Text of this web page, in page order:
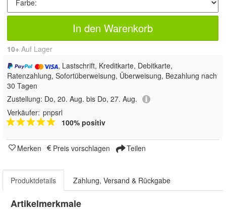
In den Warenkorb
10+ Auf Lager
, Lastschrift, Kreditkarte, Debitkarte,
Ratenzahlung, Sofortüberweisung, Überweisung, Bezahlung nach
30 Tagen
Zustellung: Do, 20. Aug. bis Do, 27. Aug.
Verkäufer: pnpsrl
100% positiv
Merken Preis vorschlagen Teilen
Produktdetails Zahlung, Versand & Rückgabe
Artikelmerkmale